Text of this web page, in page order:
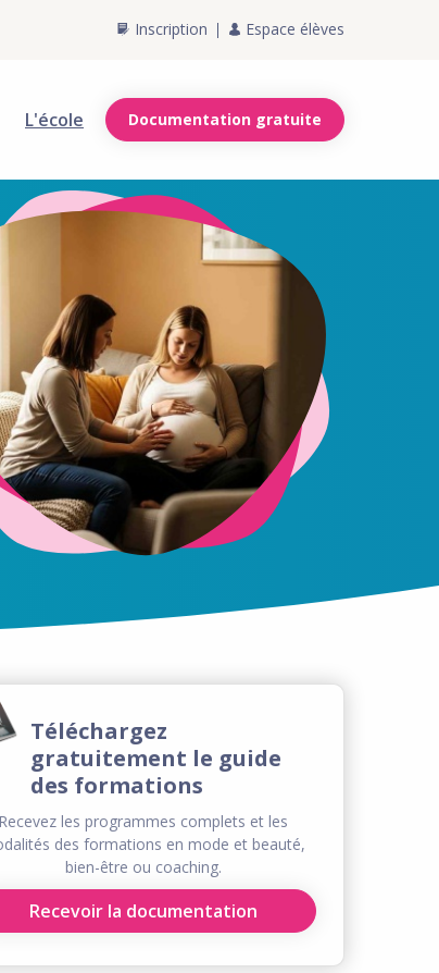
Inscription Espace élèves
L'école Documentation gratuite
Téléchargez
gratuitement le guide
des formations
Recevez les programmes complets et les
des formations en mode et beauté,
bien-être ou coaching.
Recevoir la documentation